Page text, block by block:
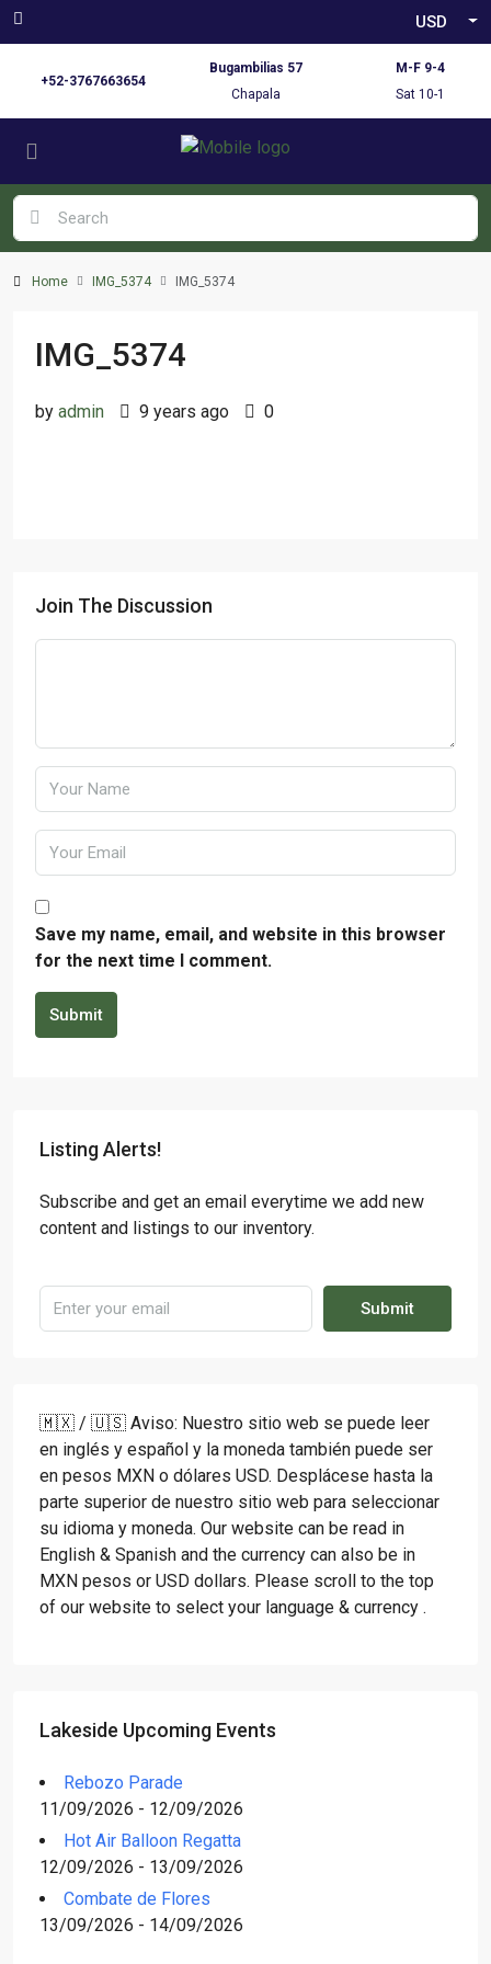
USD
+52-3767663654
Bugambilias 57
Chapala
M-F 9-4
Sat 10-1
Home IMG_5374 IMG_5374
IMG_5374
by admin 9 years ago 0
Join The Discussion
Save my name, email, and website in this browser
for the next time I comment.
Submit
Listing Alerts!
Subscribe and get an email everytime we add new
content and listings to our inventory.
Submit
🇲🇽 / 🇺🇸 Aviso: Nuestro sitio web se puede leer
en inglés y español y la moneda también puede ser
en pesos MXN o dólares USD. Desplácese hasta la
parte superior de nuestro sitio web para seleccionar
su idioma y moneda. Our website can be read in
English & Spanish and the currency can also be in
MXN pesos or USD dollars. Please scroll to the top
of our website to select your language & currency .
Lakeside Upcoming Events
Rebozo Parade
11/09/2026 - 12/09/2026
Hot Air Balloon Regatta
12/09/2026 - 13/09/2026
Combate de Flores
13/09/2026 - 14/09/2026